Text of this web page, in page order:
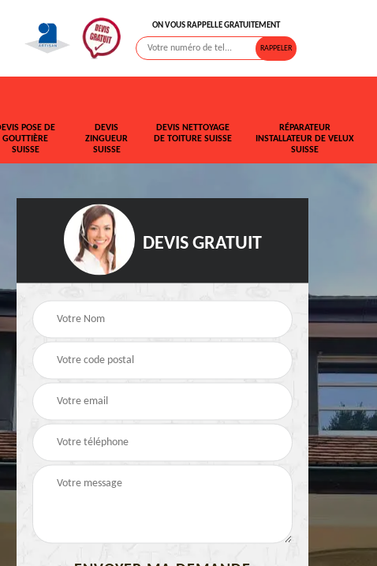
ON VOUS RAPPELLE GRATUITEMENT
POSE DE
GOUTTIÈRE
SUISSE
DEVIS
ZINGUEUR
SUISSE
DEVIS NETTOYAGE
DE TOITURE SUISSE
RÉPARATEUR
INSTALLATEUR DE VELUX
SUISSE
de
Rehaussement de
Devis fuite de toiture
Suisse
DEVIS GRATUIT